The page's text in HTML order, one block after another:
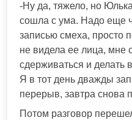
-Ну да, тяжело, но
сошла с ума. Надо еще
записью смеха, просто
не видела ее лица, мне
сдерживаться и делать
Я в тот день дважды
перерыв, завтра снова
Потом разговор